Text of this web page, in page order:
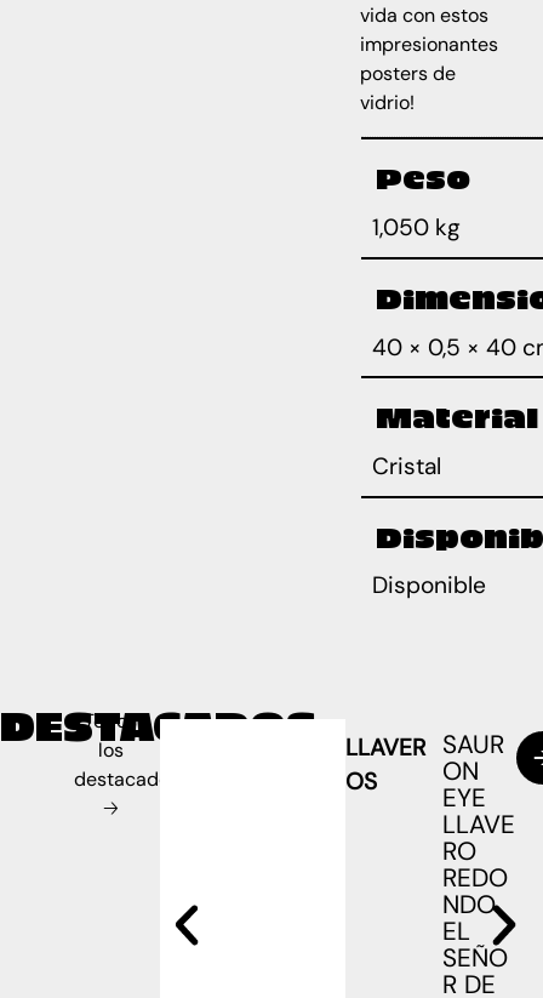
vida con estos
impresionantes
posters de
vidrio!
Peso
1,050 kg
40 × 0,5 × 40
Material
Cristal
Disponible
DESTACADOS
Todos
los
destacados
🡢
LLAVER
OS
SAUR
ON
EYE
LLAVE
RO
REDO
NDO
EL
SEÑO
R DE